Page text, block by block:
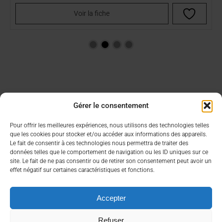
Gérer le consentement
Pour offrir les meilleures expériences, nous utilisons des technologies telles
que les cookies pour stocker et/ou accéder aux informations des appareils.
Le fait de consentir à ces technologies nous permettra de traiter des
données telles que le comportement de navigation ou les ID uniques sur ce
site. Le fait de ne pas consentir ou de retirer son consentement peut avoir un
effet négatif sur certaines caractéristiques et fonctions.
Accepter
Refuser
Voir la fiche
Aide & Infos
Condition générales de vente
FAQ
Lien utiles
Choisir son CBD
Contacter un commercial
Mon compte
RGPD/Cookies
contact@bea-francetabac.fr
38, Rue AMPERE 56980 SAINT-AVE